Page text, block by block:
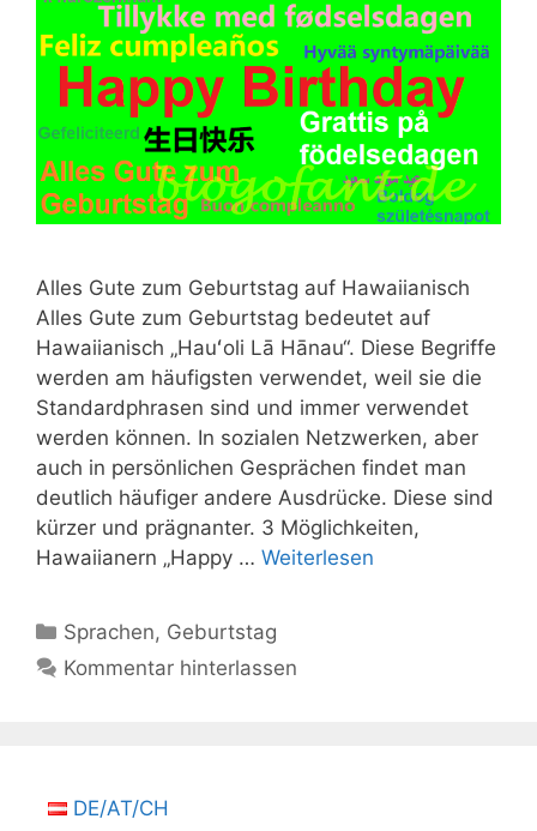
Alles Gute zum Geburtstag auf Hawaiianisch
Alles Gute zum Geburtstag bedeutet auf
Hawaiianisch „Hauʻoli Lā Hānau“. Diese Begriffe
werden am häufigsten verwendet, weil sie die
Standardphrasen sind und immer verwendet
werden können. In sozialen Netzwerken, aber
auch in persönlichen Gesprächen findet man
deutlich häufiger andere Ausdrücke. Diese sind
kürzer und prägnanter. 3 Möglichkeiten,
Hawaiianern „Happy … Weiterlesen
Kategorien
Sprachen, Geburtstag
Kommentar hinterlassen
DE/AT/CH